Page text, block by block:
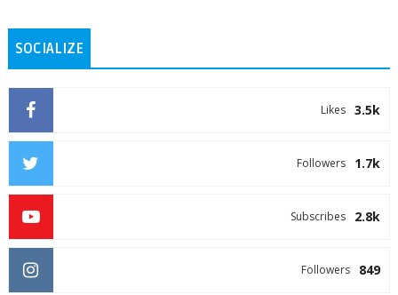
SOCIALIZE
3.5k
Likes
1.7k
Followers
2.8k
Subscribes
849
Followers